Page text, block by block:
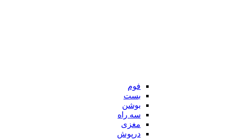
فوم
بست
بوشن
سه راه
مغزی
درپوش